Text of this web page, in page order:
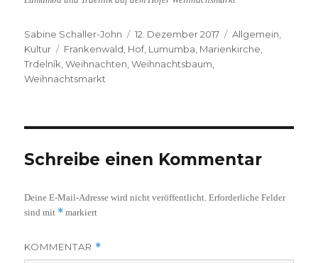
Autor
Sabine Schaller-John
Veröffentlicht
am
12. Dezember 2017 Kategorien
Allgemein
Kultur
Schlagwörter
Frankenwald Hof, Lumumba Marienkirche
Trdelník ,Weihnachten ,Weihnachtsbaum
Weihnachtsmarkt
Schreibe einen Kommentar
Deine E-Mail-Adresse wird nicht veröffentlicht. Erforderliche Felder
sind mit * markiert
KOMMENTAR *